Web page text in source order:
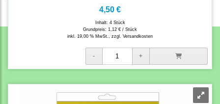
4,50 €
Inhalt: 4 Stück
Grundpreis: 1,12 € / Stück
inkl. 19,00 % MwSt., zzgl. Versandkosten